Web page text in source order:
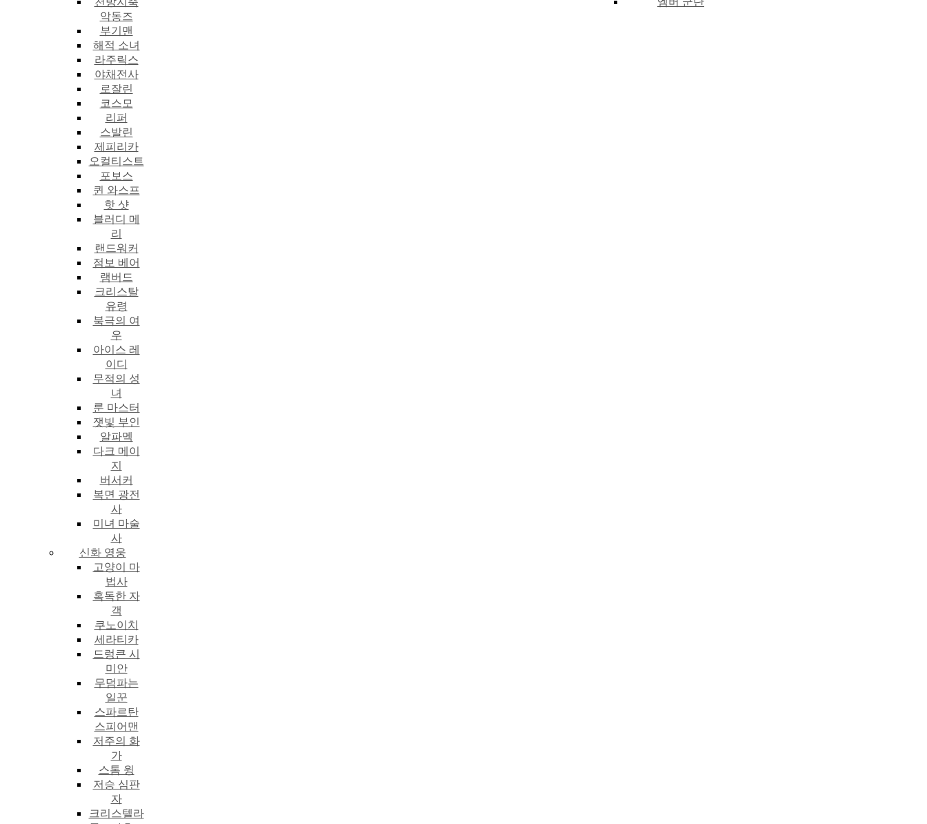
악동즈
부기맨
해적 소녀
라주릭스
야채전사
로잘린
코스모
리퍼
스발린
제피리카
오컬티스트
포보스
퀸 와스프
핫 샷
블러디 메
리
랜드워커
점보 베어
램버드
크리스탈
유령
북극의 여
우
아이스 레
이디
무적의 성
녀
룬 마스터
잿빛 부인
알파멕
다크 메이
지
버서커
복면 광전
사
미녀 마술
사
신화 영웅
고양이 마
법사
혹독한 자
객
쿠노이치
세라티카
드렁큰 시
미안
무덤파는
일꾼
스파르탄
스피어맨
저주의 화
가
스톰 윙
저승 심판
자
크리스텔라